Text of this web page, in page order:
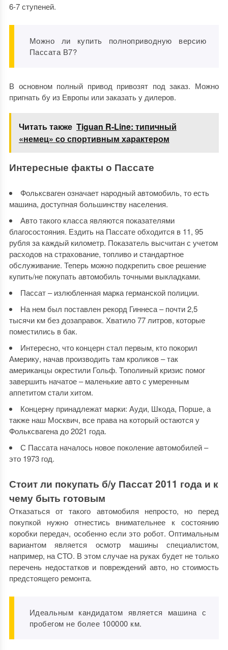
6-7 ступеней.
Можно ли купить полноприводную версию
Пассата В7?
В основном полный привод привозят под заказ. Можно
пригнать бу из Европы или заказать у дилеров.
Читать также Tiguan R-Line: типичный
«немец» со спортивным характером
Интересные факты о Пассате
Фольксваген означает народный автомобиль, то есть
машина, доступная большинству населения.
Авто такого класса являются показателями
благосостояния. Ездить на Пассате обходится в 11, 95
рубля за каждый километр. Показатель высчитан с учетом
расходов на страхование, топливо и стандартное
обслуживание. Теперь можно подкрепить свое решение
купить/не покупать автомобиль точными выкладками.
Пассат – излюбленная марка германской полиции.
На нем был поставлен рекорд Гиннеса – почти 2,5
тысячи км без дозаправок. Хватило 77 литров, которые
поместились в бак.
Интересно, что концерн стал первым, кто покорил
Америку, начав производить там кроликов – так
американцы окрестили Гольф. Тополиный кризис помог
завершить начатое – маленькие авто с умеренным
аппетитом стали хитом.
Концерну принадлежат марки: Ауди, Шкода, Порше, а
также наш Москвич, все права на который остаются у
Фольксвагена до 2021 года.
С Пассата началось новое поколение автомобилей –
это 1973 год.
Стоит ли покупать б/у Пассат 2011 года и к
чему быть готовым
Отказаться от такого автомобиля непросто, но перед
покупкой нужно отнестись внимательнее к состоянию
коробки передач, особенно если это робот. Оптимальным
вариантом является осмотр машины специалистом,
например, на СТО. В этом случае на руках будет не только
перечень недостатков и повреждений авто, но стоимость
предстоящего ремонта.
Идеальным кандидатом является машина с
пробегом не более 100000 км.